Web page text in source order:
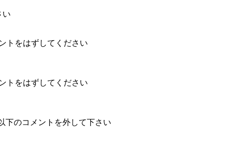
い
トをはずしてください
トをはずしてください
下のコメントを外して下さい